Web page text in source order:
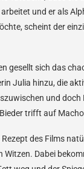
und er als
scheint der
gesellt sich das
Julia hinzu, die
und doch
trifft auf
des Films
Witzen. Dabei